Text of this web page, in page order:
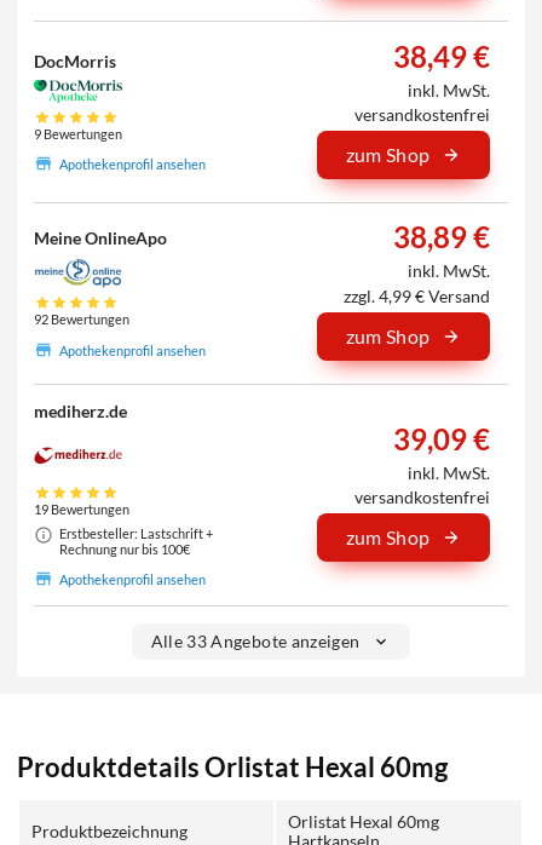
DocMorris
9 Bewertungen
Apothekenprofil ansehen
38,49 €
inkl. MwSt.
versandkostenfrei
zum Shop
Meine OnlineApo
92 Bewertungen
Apothekenprofil ansehen
38,89 €
inkl. MwSt.
zzgl. 4,99 € Versand
zum Shop
mediherz.de
19 Bewertungen
Erstbesteller: Lastschrift +
Rechnung nur bis 100€
Apothekenprofil ansehen
39,09 €
inkl. MwSt.
versandkostenfrei
zum Shop
Alle 33 Angebote anzeigen
Produktdetails Orlistat Hexal 60mg
Produktbezeichnung
Orlistat Hexal 60mg
Hartkapseln